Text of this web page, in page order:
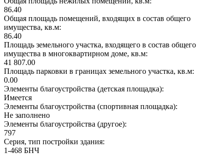
86.40
Общая площадь помещений, входящих в состав общего
имущества, кв.м:
86.40
Площадь земельного участка, входящего в состав общего
имущества в многоквартирном доме, кв.м:
41 807.00
Площадь парковки в границах земельного участка, кв.м:
0.00
Элементы благоустройства (детская площадка):
Имеется
Элементы благоустройства (спортивная площадка):
Не заполнено
Элементы благоустройства (другое):
797
Серия, тип постройки здания:
1-468 БНЧ